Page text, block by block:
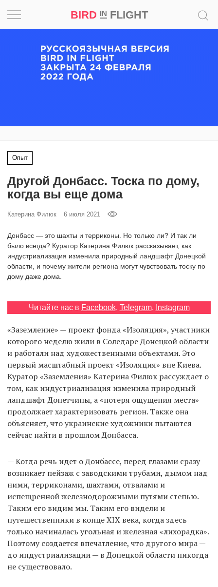
BIRD INFLIGHT
EN
UA
Опыт
Другой Донбасс. Тоска по дому,
когда вы еще дома
Катерина Филюк 6 июля 2021
Донбасс — это шахты и терриконы. Но только ли? И так ли
было всегда? Куратор Катерина Филюк рассказывает, как
индустриализация изменила природный ландшафт Донецкой
области, и почему жители региона могут чувствовать тоску по
дому даже дома.
Читайте нас в Facebook, Telegram, Instagram
«Заземление» — проект фонда «Изоляция», участники
которого неделю жили в Соледаре Донецкой области
и работали над художественными объектами. Это
первый масштабный проект «Изоляция» вне Киева.
Куратор «Заземления» Катерина Филюк рассуждает о
том, как индустриализация изменила природный
ландшафт Донетчины, а «потеря ощущения места»
продолжает характеризовать регион. Также она
объясняет, что украинские художники пытаются
сейчас найти в прошлом Донбасса.
— Когда речь идет о Донбассе, перед глазами сразу
возникает пейзаж с заводскими трубами, дымом над
ними, терриконами, шахтами, отвалами и
испещренной железнодорожными путями степью.
Таким его видим мы. Таким его видели и
путешественники в конце XIX века, когда здесь
только начиналась угольная и железная «лихорадка».
Поэтому создается впечатление, что другого мира —
до индустриализации — в Донецкой области никогда
не существовало.